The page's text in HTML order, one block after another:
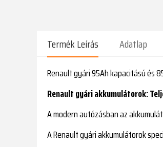
Termék Leírás Adatlap
Renault gyári 95Ah kapacitású és
Renault gyári akkumulátorok:
A modern autózásban az
A Renault gyári akkumulátorok